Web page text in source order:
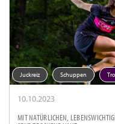
Juckreiz Schuppen
10.10.2023
MIT NATÜRLICHEN,